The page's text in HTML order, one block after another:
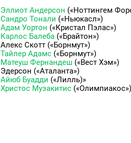
Эллиот Андерсон («Ноттингем
Сандро Тонали («Ньюкасл»)
Адам Уортон («Кристал Пэлас»)
Карлос Балеба («Брайтон»)
Алекс Скотт («Борнмут»)
Тайлер Адамс («Борнмут»)
Матеуш Фернандеш («Вест Хэм»)
Эдерсон («Аталанта»)
Айюб Буадди («Лилль)»
Христос Музакитис («Олимпиакос»)